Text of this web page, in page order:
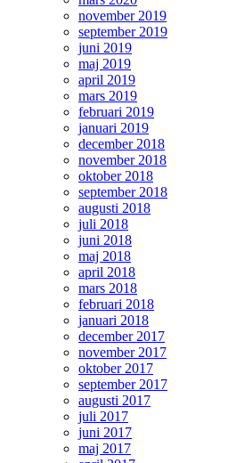
november 2019
september 2019
juni 2019
maj 2019
april 2019
mars 2019
februari 2019
januari 2019
december 2018
november 2018
oktober 2018
september 2018
augusti 2018
juli 2018
juni 2018
maj 2018
april 2018
mars 2018
februari 2018
januari 2018
december 2017
november 2017
oktober 2017
september 2017
augusti 2017
juli 2017
juni 2017
maj 2017